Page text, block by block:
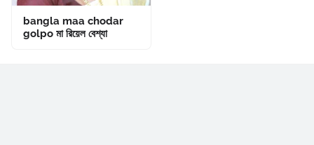
bangla maa chodar
golpo মা রিয়েল বেশ্যা